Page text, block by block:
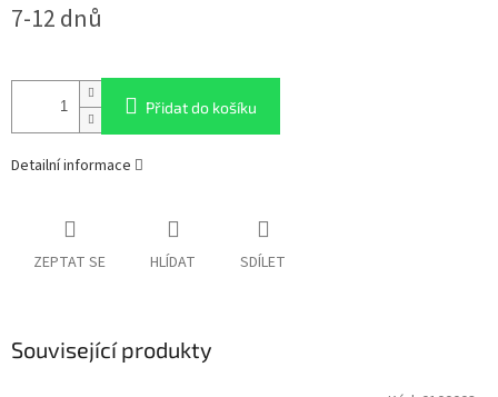
cena:
7-12 dnů
Přidat do košíku
Detailní informace
ZEPTAT SE HLÍDAT SDÍLET
Související produkty